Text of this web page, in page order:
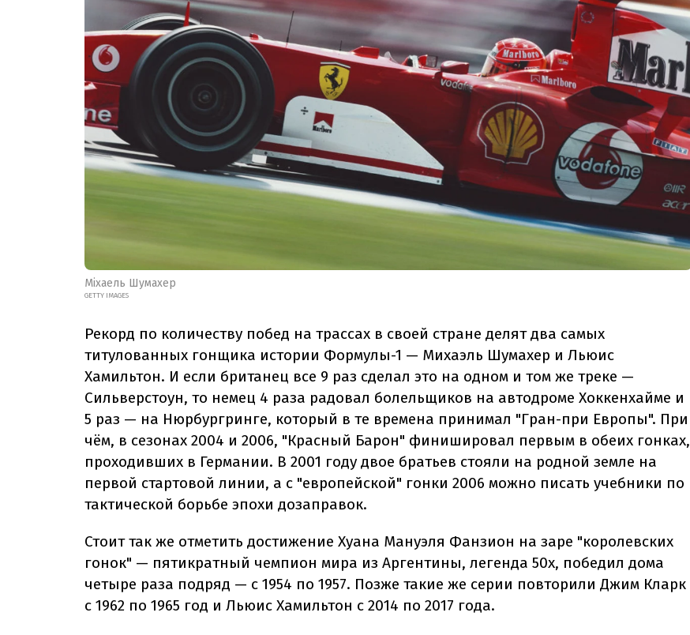
Міхаель Шумахер
GETTY IMAGES
Рекорд по количеству побед на трассах в своей стране делят два самых
титулованных гонщика истории Формулы-1 — Михаэль Шумахер и Льюис
Хамильтон. И если британец все 9 раз сделал это на одном и том же треке —
Сильверстоун, то немец 4 раза радовал болельщиков на автодроме Хоккенхайме и
5 раз — на Нюрбургринге, который в те времена принимал "Гран-при Европы". При
чём, в сезонах 2004 и 2006, "Красный Барон" финишировал первым в обеих гонках,
проходивших в Германии. В 2001 году двое братьев стояли на родной земле на
первой стартовой линии, а с "европейской" гонки 2006 можно писать учебники по
тактической борьбе эпохи дозаправок.
Стоит так же отметить достижение Хуана Мануэля Фанзион на заре "королевских
гонок" — пятикратный чемпион мира из Аргентины, легенда 50х, победил дома
четыре раза подряд — с 1954 по 1957. Позже такие же серии повторили Джим Кларк
с 1962 по 1965 год и Льюис Хамильтон с 2014 по 2017 года.